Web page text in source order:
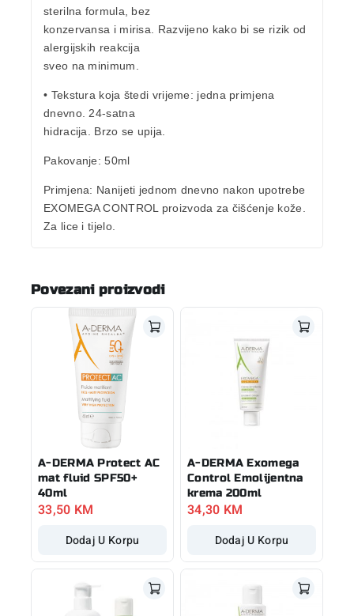
sterilna formula, bez
konzervansa i mirisa. Razvijeno kako bi se rizik od
alergijskih reakcija
sveo na minimum.
• Tekstura koja štedi vrijeme: jedna primjena
dnevno. 24-satna
hidracija. Brzo se upija.
Pakovanje: 50ml
Primjena: Nanijeti jednom dnevno nakon upotrebe
EXOMEGA CONTROL proizvoda za čišćenje kože.
Za lice i tijelo.
Povezani proizvodi
A-DERMA Protect AC
mat fluid SPF50+
40ml
33,50 KM
Dodaj U Korpu
A-DERMA Exomega
Control Emolijentna
krema 200ml
34,30 KM
Dodaj U Korpu